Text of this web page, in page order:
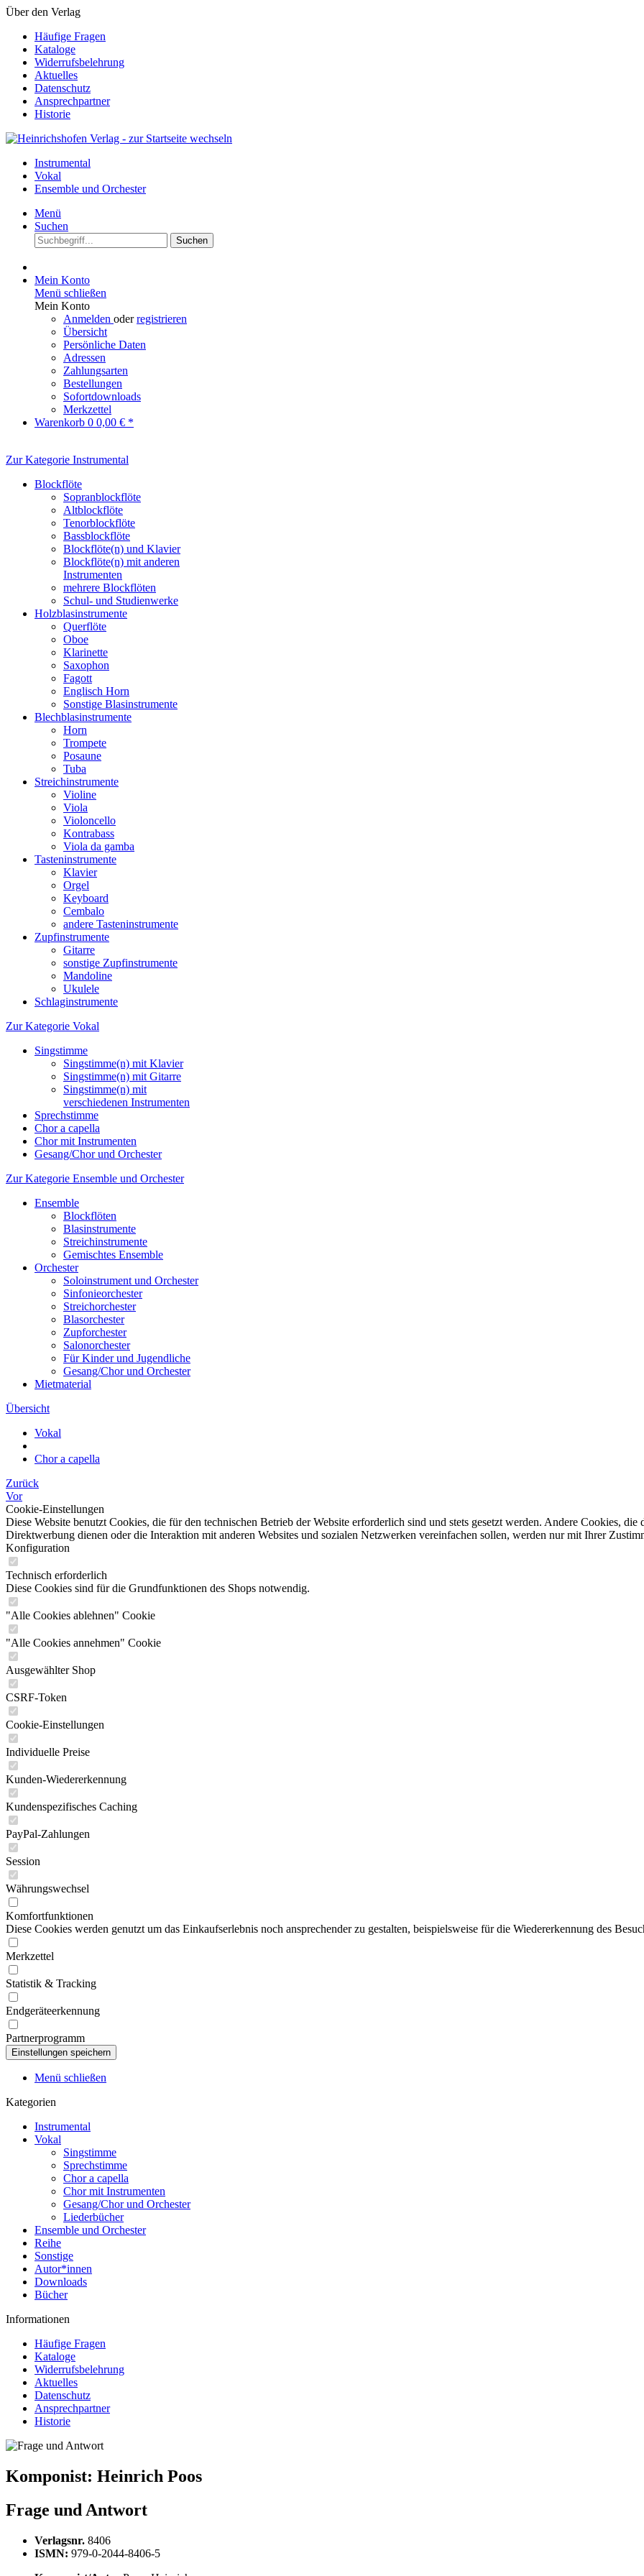
Über den Verlag
Häufige Fragen
Kataloge
Widerrufsbelehrung
Aktuelles
Datenschutz
Ansprechpartner
Historie
Instrumental
Vokal
Ensemble und Orchester
Menü
Suchen
Suchen
Mein Konto
Menü schließen
Mein Konto
Anmelden oderregistrieren
Übersicht
Persönliche Daten
Adressen
Zahlungsarten
Bestellungen
Sofortdownloads
Merkzettel
Warenkorb 0 0,00 € *
Zur Kategorie Instrumental
Blockflöte
Sopranblockflöte
Altblockflöte
Tenorblockflöte
Bassblockflöte
Blockflöte(n) und Klavier
Blockflöte(n) mit anderen
Instrumenten
mehrere Blockflöten
Schul- und Studienwerke
Holzblasinstrumente
Querflöte
Oboe
Klarinette
Saxophon
Fagott
Englisch Horn
Sonstige Blasinstrumente
Blechblasinstrumente
Horn
Trompete
Posaune
Tuba
Streichinstrumente
Violine
Viola
Violoncello
Kontrabass
Viola da gamba
Tasteninstrumente
Klavier
Orgel
Keyboard
Cembalo
andere Tasteninstrumente
Zupfinstrumente
Gitarre
sonstige Zupfinstrumente
Mandoline
Ukulele
Schlaginstrumente
Zur Kategorie Vokal
Singstimme
Singstimme(n) mit Klavier
Singstimme(n) mit Gitarre
Singstimme(n) mit
verschiedenen Instrumenten
Sprechstimme
Chor a capella
Chor mit Instrumenten
Gesang/Chor und Orchester
Zur Kategorie Ensemble und Orchester
Ensemble
Blockflöten
Blasinstrumente
Streichinstrumente
Gemischtes Ensemble
Orchester
Soloinstrument und Orchester
Sinfonieorchester
Streichorchester
Blasorchester
Zupforchester
Salonorchester
Für Kinder und Jugendliche
Gesang/Chor und Orchester
Mietmaterial
Übersicht
Vokal
Chor a capella
Zurück
Vor
Cookie-Einstellungen
Diese Website benutzt Cookies, die für den technischen Betrieb der Website erforderlich sind und stets gesetzt werden. Andere Cookies,
Direktwerbung dienen oder die Interaktion mit anderen Websites und sozialen Netzwerken vereinfachen sollen, werden nur mit Ihrer
Konfiguration
Technisch erforderlich
Diese Cookies sind für die Grundfunktionen des Shops notwendig.
"Alle Cookies ablehnen" Cookie
"Alle Cookies annehmen" Cookie
Ausgewählter Shop
CSRF-Token
Cookie-Einstellungen
Individuelle Preise
Kunden-Wiedererkennung
Kundenspezifisches Caching
PayPal-Zahlungen
Session
Währungswechsel
Komfortfunktionen
Diese Cookies werden genutzt um das Einkaufserlebnis noch ansprechender zu gestalten, beispielsweise für die Wiedererkennung des
Merkzettel
Statistik & Tracking
Endgeräteerkennung
Partnerprogramm
Menü schließen
Kategorien
Instrumental
Vokal
Singstimme
Sprechstimme
Chor a capella
Chor mit Instrumenten
Gesang/Chor und Orchester
Liederbücher
Ensemble und Orchester
Reihe
Sonstige
Autor*innen
Downloads
Bücher
Informationen
Häufige Fragen
Kataloge
Widerrufsbelehrung
Aktuelles
Datenschutz
Ansprechpartner
Historie
Komponist: Heinrich Poos
Frage und Antwort
Verlagsnr. 8406
ISMN: 979-0-2044-8406-5